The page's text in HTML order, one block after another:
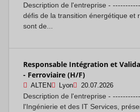
Description de l'entreprise -
défis de la transition énergétique et
sont de...
Responsable Intégration et
- Ferroviaire (H/F)
ALTEN Lyon 20.07.2026
Description de l'entreprise -
l'Ingénierie et des IT Services,